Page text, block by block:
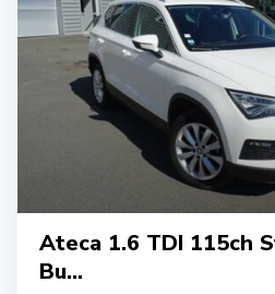
Ateca 1.6 TDI 115ch
Bu...